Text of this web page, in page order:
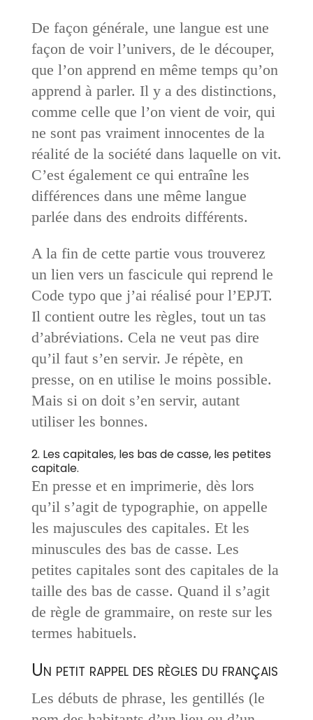
De façon générale, une langue est une
façon de voir l’univers, de le découper,
que l’on apprend en même temps qu’on
apprend à parler. Il y a des distinctions,
comme celle que l’on vient de voir, qui
ne sont pas vraiment innocentes de la
réalité de la société dans laquelle on vit.
C’est également ce qui entraîne les
différences dans une même langue
parlée dans des endroits différents.
A la fin de cette partie vous trouverez
un lien vers un fascicule qui reprend le
Code typo que j’ai réalisé pour l’EPJT.
Il contient outre les règles, tout un tas
d’abréviations. Cela ne veut pas dire
qu’il faut s’en servir. Je répète, en
presse, on en utilise le moins possible.
Mais si on doit s’en servir, autant
utiliser les bonnes.
2. Les capitales, les bas de casse, les petites
capitale.
En presse et en imprimerie, dès lors
qu’il s’agit de typographie, on appelle
les majuscules des capitales. Et les
minuscules des bas de casse. Les
petites capitales sont des capitales de la
taille des bas de casse. Quand il s’agit
de règle de grammaire, on reste sur les
termes habituels.
Un petit rappel des règles du français
Les débuts de phrase, les gentillés (le